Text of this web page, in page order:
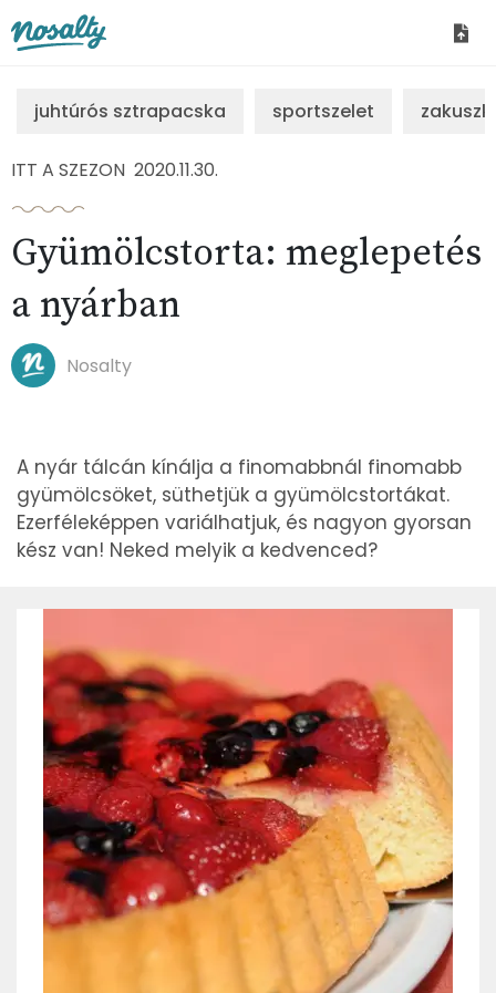
juhtúrós sztrapacska sportszelet
ITT A SZEZON 2020.11.30.
Gyümölcstorta: meglepetés
a nyárban
Nosalty
A nyár tálcán kínálja a finomabbnál finomabb
gyümölcsöket, süthetjük a gyümölcstortákat.
Ezerféleképpen variálhatjuk, és nagyon gyorsan
kész van! Neked melyik a kedvenced?